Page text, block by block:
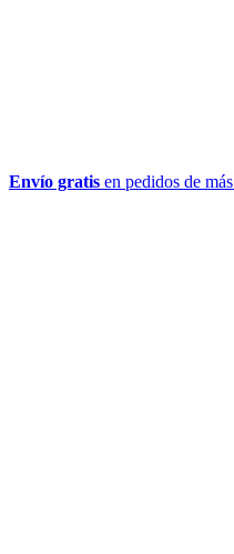
Envío gratis en pedidos de